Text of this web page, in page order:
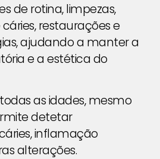
de rotina, limpezas,
restaurações e
ajudando a manter a
e a estética do
as idades, mesmo
detetar
inflamação
alterações.